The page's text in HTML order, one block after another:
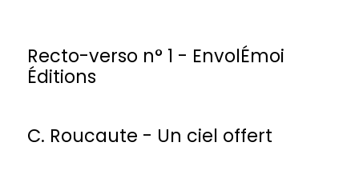
Recto-verso n° 1 - EnvolÉmoi
Éditions
C. Roucaute - Un ciel offert